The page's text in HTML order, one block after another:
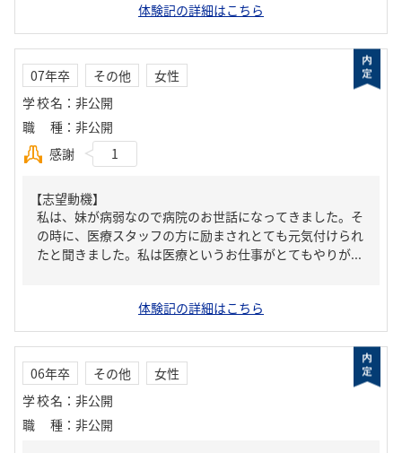
体験記の詳細はこちら
07年卒 その他
女性
学校名 ： 非公開
職種 ： 非公開
感謝
1
【志望動機】
私は、妹が病弱なので病院のお世話になってきました。そ
の時に、医療スタッフの方に励まされとても元気付けられ
たと聞きました。私は医療というお仕事がとてもやりが...
体験記の詳細はこちら
06年卒 その他
女性
学校名 ： 非公開
職種 ： 非公開